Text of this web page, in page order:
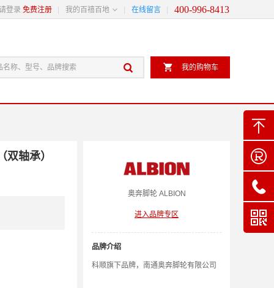
登录 免费注册 我的百禧百地  在线留言 400-996-8413
  我的购物车
轴承）
奥奔脚轮ALBION
进入品牌专区
品牌介绍
科顺旗下品牌，南通奥奔脚轮有限公司



